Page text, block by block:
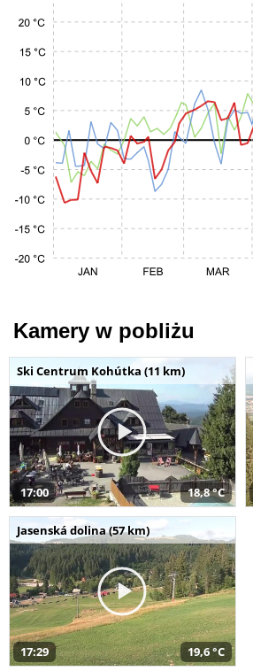
Kamery w pobliżu
Ski Centrum Kohútka (11 km)
17:00 18,8 °C
Jasenská dolina (57 km)
17:29 19,6 °C